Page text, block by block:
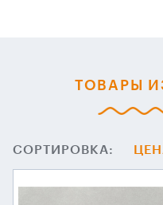
ТОВАРЫ
СОРТИРОВКА: